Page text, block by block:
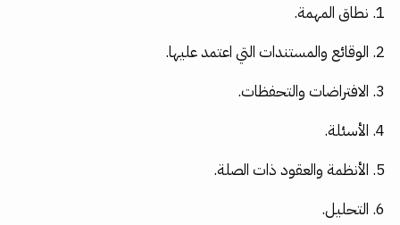
نطاق المهمة.
الوقائع والمستندات التي اعتمد عليها.
الافتراضات والتحفظات.
الأسئلة.
الأنظمة والعقود ذات الصلة.
التحليل.